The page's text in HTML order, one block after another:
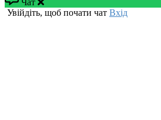
Чат
Увійдіть, щоб почати чат Вхід